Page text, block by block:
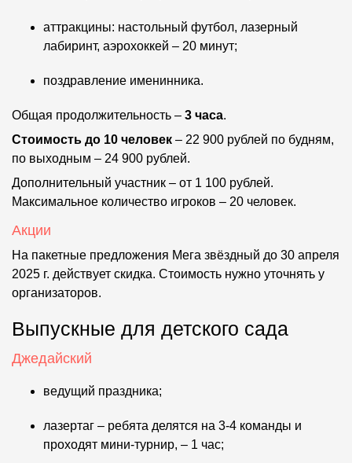
аттракцины: настольный футбол, лазерный
лабиринт, аэрохоккей – 20 минут;
поздравление именинника.
Общая продолжительность – 3 часа.
Стоимость до 10 человек – 22 900 рублей по будням,
по выходным – 24 900 рублей.
Дополнительный участник – от 1 100 рублей.
Максимальное количество игроков – 20 человек.
Акции
На пакетные предложения Мега звёздный до 30 апреля
2025 г. действует скидка. Стоимость нужно уточнять у
организаторов.
Выпускные для детского сада
Джедайский
ведущий праздника;
лазертаг – ребята делятся на 3-4 команды и
проходят мини-турнир, – 1 час;